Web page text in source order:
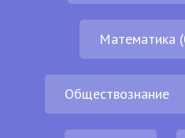
Математика
Обществознание